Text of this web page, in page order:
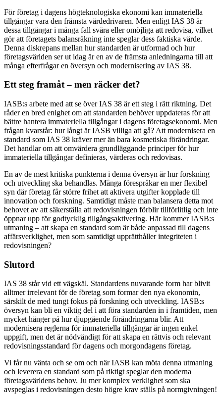
För företag i dagens högteknologiska ekonomi kan immateriella
tillgångar vara den främsta värdedrivaren. Men enligt IAS 38 är
dessa tillgångar i många fall svåra eller omöjliga att redovisa, vilket
gör att företagets balansräkning inte speglar dess faktiska värde.
Denna diskrepans mellan hur standarden är utformad och hur
företagsvärlden ser ut idag är en av de främsta anledningarna till att
många efterfrågar en översyn och modernisering av IAS 38.
Ett steg framåt – men räcker det?
IASB:s arbete med att se över IAS 38 är ett steg i rätt riktning. Det
råder en bred enighet om att standarden behöver uppdateras för att
bättre hantera immateriella tillgångar i dagens företagsekonomi. Men
frågan kvarstår: hur långt är IASB villiga att gå? Att modernisera en
standard som IAS 38 kräver mer än bara kosmetiska förändringar.
Det handlar om att omvärdera grundläggande principer för hur
immateriella tillgångar definieras, värderas och redovisas.
En av de mest kritiska punkterna i denna översyn är hur forskning
och utveckling ska behandlas. Många förespråkar en mer flexibel
syn där företag får större frihet att aktivera utgifter kopplade till
innovation och forskning. Samtidigt måste man balansera detta mot
behovet av att säkerställa att redovisningen förblir tillförlitlig och inte
öppnar upp för godtycklig tillgångsaktivering. Här kommer IASB:s
utmaning – att skapa en standard som är både anpassad till dagens
affärsverklighet, men som samtidigt upprätthåller integriteten i
redovisningen?
Slutord
IAS 38 står vid ett vägskäl. Standardens nuvarande form har blivit
alltmer irrelevant för de företag som formar den nya ekonomin,
särskilt de med tungt fokus på forskning och utveckling. IASB:s
översyn kan bli en viktig del i att föra standarden in i framtiden, men
mycket hänger på hur djupgående förändringarna blir. Att
modernisera reglerna för immateriella tillgångar är ingen enkel
uppgift, men det är nödvändigt för att skapa en rättvis och relevant
redovisningsstandard för dagens och morgondagens företag.
Vi får nu vänta och se om och när IASB kan möta denna utmaning
och leverera en standard som på riktigt speglar den moderna
företagsvärldens behov. Ju mer komplex verklighet som ska
avspeglas i redovisningen desto högre krav ställs på normgivningen!